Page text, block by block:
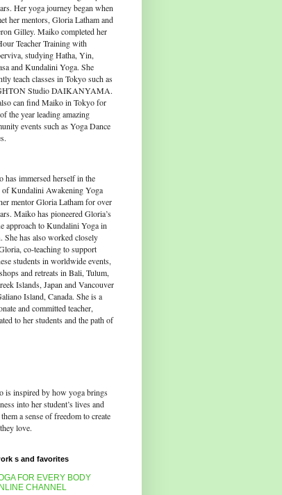
Her yoga journey began when
her mentors, Gloria Latham and
Gilley. Maiko completed her
Teacher Training with
studying Hatha, Yin,
and Kundalini Yoga. She
teach classes in Tokyo such as
Studio DAIKANYAMA.
can find Maiko in Tokyo for
the year leading amazing
events such as Yoga Dance
has immersed herself in the
of Kundalini Awakening Yoga
mentor Gloria Latham for over
Maiko has pioneered Gloria’s
approach to Kundalini Yoga in
She has also worked closely
co-teaching to support
students in worldwide events,
and retreats in Bali, Tulum,
Islands, Japan and Vancouver
Island, Canada. She is a
and committed teacher,
to her students and the path of
is inspired by how yoga brings
into her student’s lives and
a sense of freedom to create
love.
s and favorites
FOR EVERY BODY
CHANNEL